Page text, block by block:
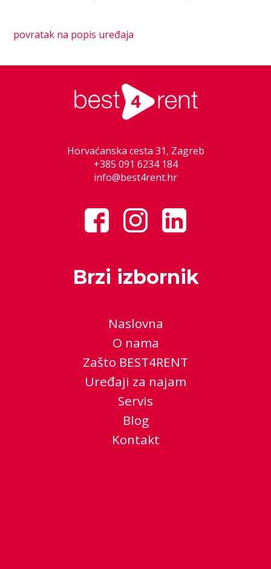
povratak na popis uređaja
Horvaćanska cesta 31, Zagreb
+385 091 6234 184
info@best4rent.hr
Brzi izbornik
Naslovna
O nama
Zašto BEST4RENT
Uređaji za najam
Servis
Blog
Kontakt